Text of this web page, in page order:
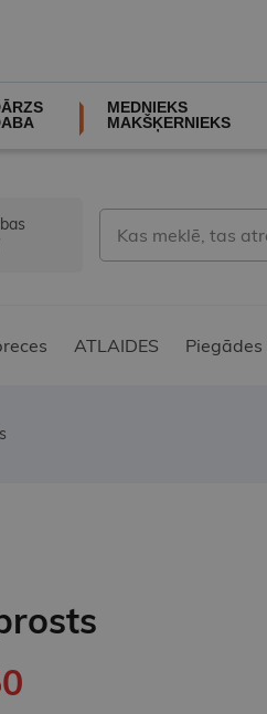
MEDNIEKS
MAKŠĶERNIEKS
ATLAIDES